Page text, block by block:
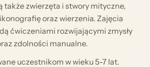
także zwierzęta i stwory mityczne,
oraz wierzenia. Zajęcia
ćwiczeniami rozwijającymi zmysły
zdolności manualne.
uczestnikom w wieku 5-7 lat.